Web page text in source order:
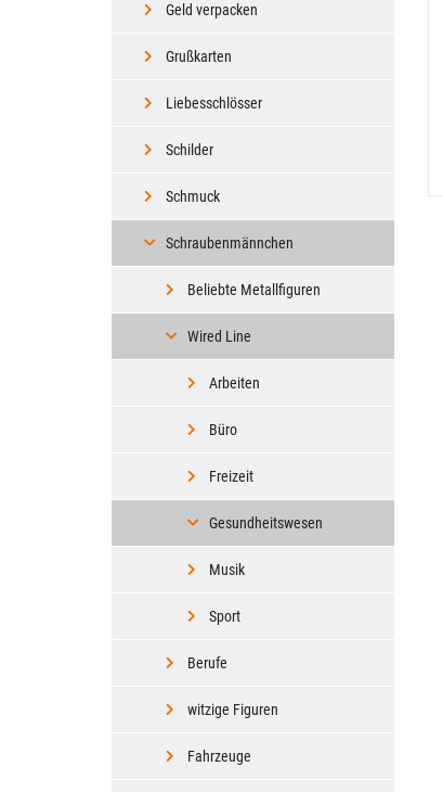
Geld verpacken
Grußkarten
Liebesschlösser
Schilder
Schmuck
Schraubenmännchen
Beliebte Metallfiguren
Wired Line
Arbeiten
Büro
Freizeit
Gesundheitswesen
Musik
Sport
Berufe
witzige Figuren
Fahrzeuge